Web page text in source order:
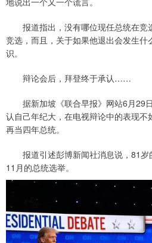
报道指出，没有哪位现任总统在竞
竞选，而且，关于如果他退出会发生
识。
辩论会后，拜登终于承认……
据新加坡《联合早报》网站6月29
认自己年纪大，在电视辩论中的表现不
再当四年总统。
报道引述彭博新闻社消息说，81岁
11月的总统选举。